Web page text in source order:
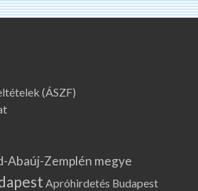
(ÁSZF)
Abaúj-Zemplén megye
Apróhirdetés Budapest